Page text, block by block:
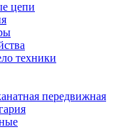
цепи
техники
передвижная